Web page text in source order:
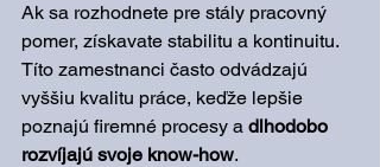
Ak sa rozhodnete pre stály pracovný
pomer, získavate stabilitu a kontinuitu.
Títo zamestnanci často odvádzajú
vyššiu kvalitu práce, keďže lepšie
poznajú firemné procesy a dlhodobo
rozvíjajú svoje know-how.